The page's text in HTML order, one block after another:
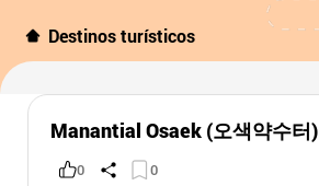
Destinos turísticos
Manantial Osaek (오색약수터)
0 0